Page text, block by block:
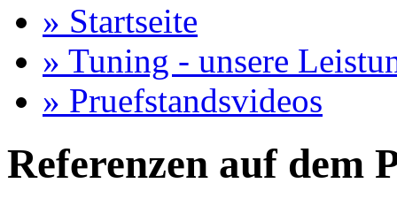
» Startseite
» Tuning - unsere
» Pruefstandsvideos
Referenzen auf dem